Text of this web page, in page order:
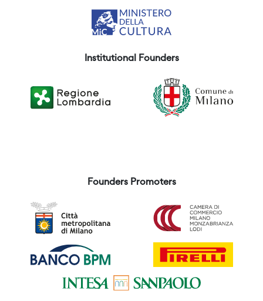
Institutional Founders
Founders Promoters